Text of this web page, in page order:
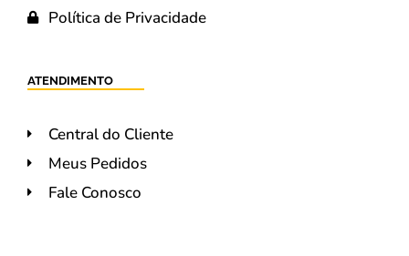
Política de Privacidade
ATENDIMENTO
Central do Cliente
Meus Pedidos
Fale Conosco